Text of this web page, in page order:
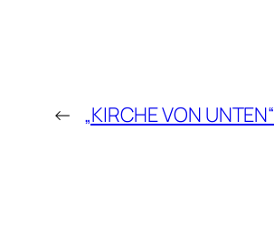
← „KIRCHE VON UNTEN“